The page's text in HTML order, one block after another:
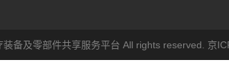
备及零部件共享服务平台 All rights reserved. 京